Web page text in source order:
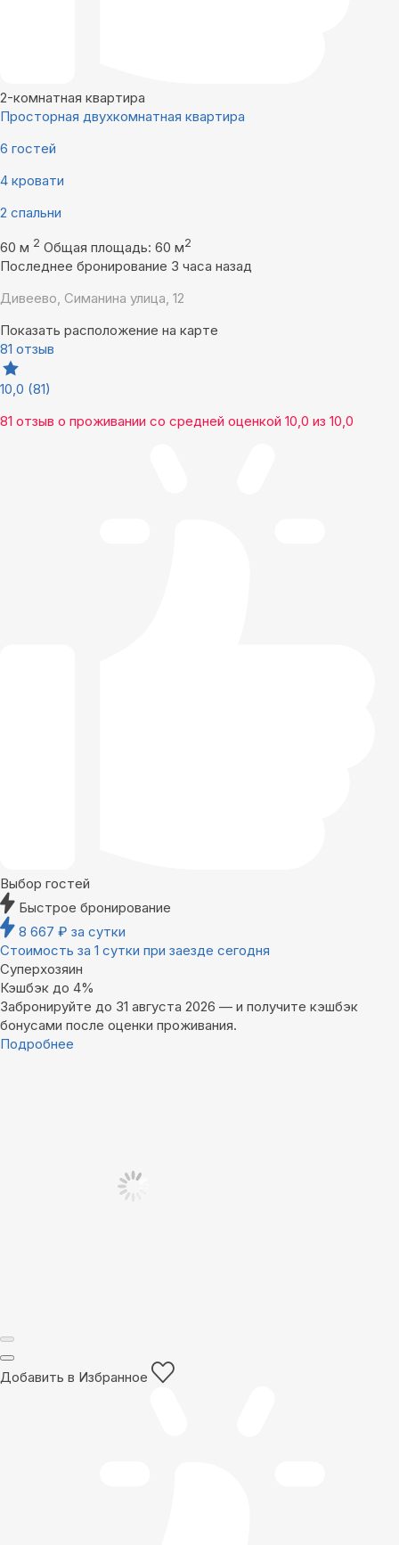
2-комнатная квартира
Просторная двухкомнатная квартира
6 гостей
4 кровати
2 спальни
60 м 2 Общая площадь: 60 м2
Последнее бронирование 3 часа назад
Дивеево, Симанина улица, 12
Показать расположение на карте
81 отзыв
10,0 (81)
81 отзыв о проживании со средней оценкой 10,0 из 10,0
Выбор гостей
Быстрое бронирование
8 667 ₽ за сутки
Стоимость за 1 сутки при заезде сегодня
Суперхозяин
Кэшбэк до 4%
Забронируйте до 31 августа 2026 — и получите кэшбэк
бонусами после оценки проживания.
Подробнее
Добавить в Избранное